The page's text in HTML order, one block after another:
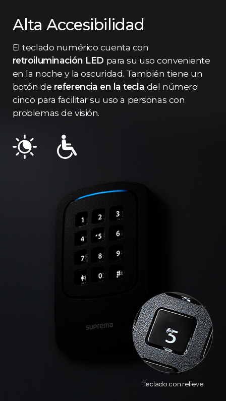
Alta Accesibilidad
El teclado numérico cuenta con
retroiluminación LED para su uso conveniente
en la noche y la oscuridad. También tiene un
botón de referencia en la tecla del número
cinco para facilitar su uso a personas con
problemas de visión.
Teclado con relieve